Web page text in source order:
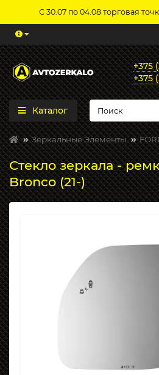
С 30.07 по 04.08 торговая
+375
+375
Каталог
Зеркальные Элементы
Стекло зеркала -
Bronco (21-)